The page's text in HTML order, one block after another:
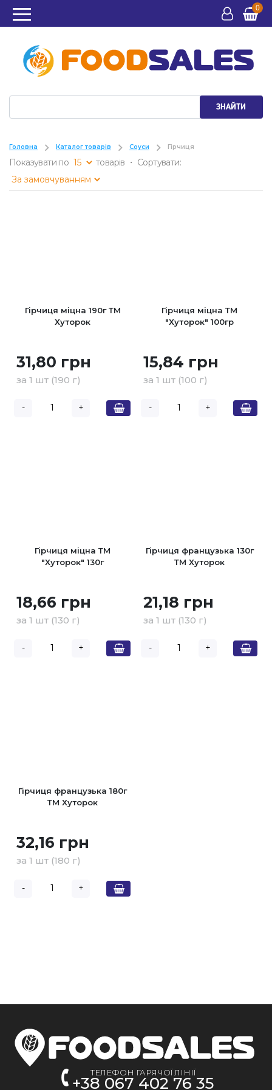
0
ЗНАЙТИ
Головна Каталог товарів Соуси Гірчиця
Показувати по товарів ・ Сортувати:
Гірчиця міцна 190г ТМ
Хуторок
31,80 грн
за 1 шт (190 г)
- +
Гірчиця міцна ТМ
"Хуторок" 100гр
15,84 грн
за 1 шт (100 г)
- +
Гірчиця міцна ТМ
"Хуторок" 130г
18,66 грн
за 1 шт (130 г)
- +
Гірчиця французька 130г
ТМ Хуторок
21,18 грн
за 1 шт (130 г)
- +
Гірчиця французька 180г
ТМ Хуторок
32,16 грн
за 1 шт (180 г)
- +
ТЕЛЕФОН ГАРЯЧОЇ ЛІНІЇ
+38 067 402 76 35